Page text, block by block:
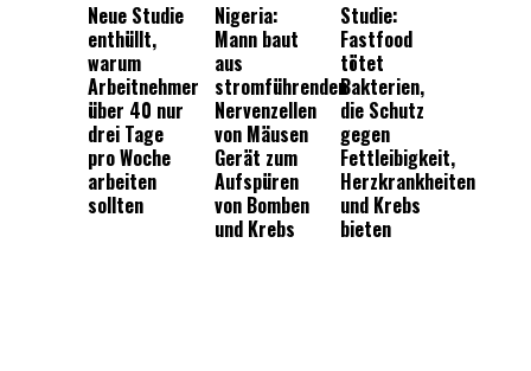
Neue Studie
enthüllt,
warum
Arbeitnehmer
über 40 nur
drei Tage
pro Woche
arbeiten
sollten
Nigeria:
Mann baut
aus
stromführenden
Nervenzellen
von Mäusen
Gerät zum
Aufspüren
von Bomben
und Krebs
Studie:
Fastfood
tötet
Bakterien,
die Schutz
gegen
Fettleibigkeit,
Herzkrankheiten
und Krebs
bieten